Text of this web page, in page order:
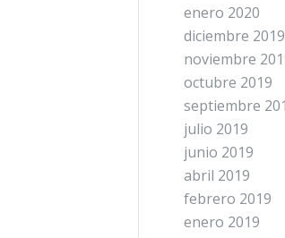
enero 2020
diciembre 2019
noviembre
octubre 2019
septiembre
julio 2019
junio 2019
abril 2019
febrero 2019
enero 2019